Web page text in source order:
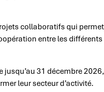
collaboratifs qui
entre les
31 décembre
leur secteur d’activité.